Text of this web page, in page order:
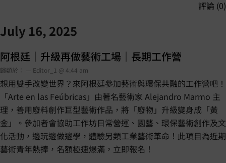
評論 (0)
July 16, 2025
阿根廷｜升級再做藝術工場｜長期工作營
歸類於： — Editor_1 @ 4:44 am
想用雙手改變世界？來阿根廷參加藝術與環保共融的工作營吧！
「Arte en las Feúbricas」由著名藝術家 Alejandro Marmo 主
理，善用廢料創作巨型藝術作品，將「廢物」升級變身成「黃
金」。參加者會協助工作坊日常營運、園藝、環保藝術創作及文
化活動，邊玩邊做邊學，體驗另類工業藝術革命！此項目為近期
藝術青年熱捧，名額極速爆滿，立即報名！